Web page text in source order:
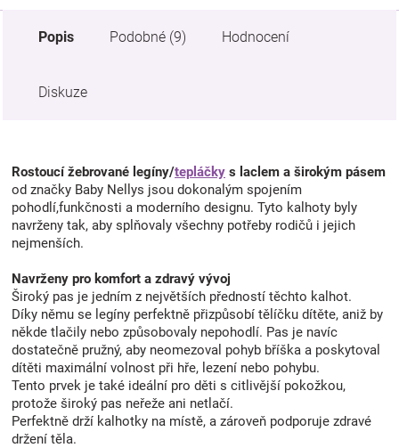
Popis Podobné (9) Hodnocení
Diskuze
Rostoucí žebrované legíny/tepláčky s laclem a širokým pásem
od značky Baby Nellys jsou dokonalým spojením
pohodlí,funkčnosti a moderního designu. Tyto kalhoty byly
navrženy tak, aby splňovaly všechny potřeby rodičů i jejich
nejmenších.
Navrženy pro komfort a zdravý vývoj
Široký pas je jedním z největších předností těchto kalhot.
Díky němu se legíny perfektně přizpůsobí tělíčku dítěte, aniž by
někde tlačily nebo způsobovaly nepohodlí. Pas je navíc
dostatečně pružný, aby neomezoval pohyb bříška a poskytoval
dítěti maximální volnost při hře, lezení nebo pohybu.
Tento prvek je také ideální pro děti s citlivější pokožkou,
protože široký pas neřeže ani netlačí.
Perfektně drží kalhotky na místě, a zároveň podporuje zdravé
držení těla.